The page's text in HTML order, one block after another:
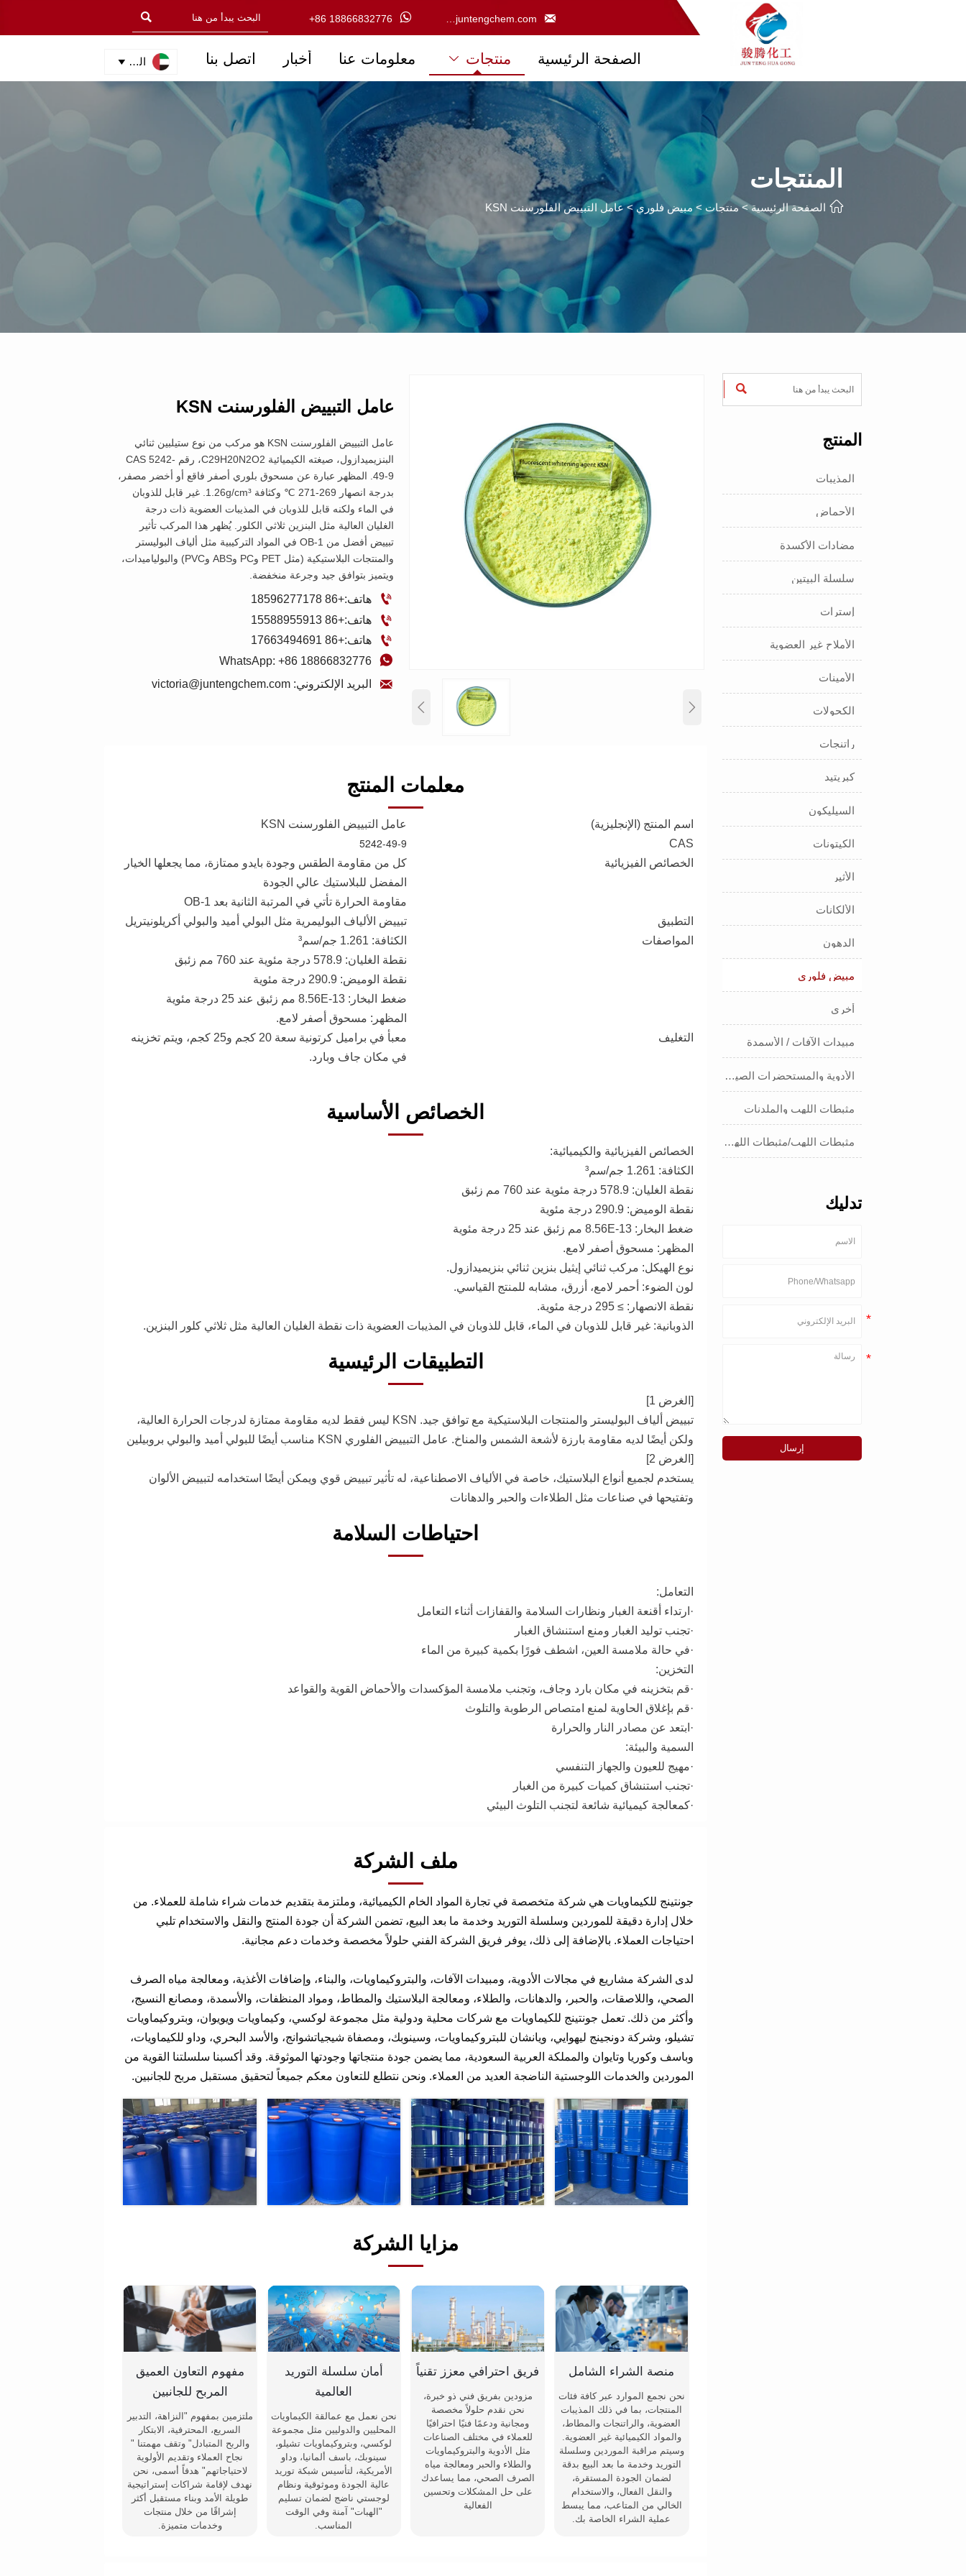


+86 18866832776

الصفحة الرئيسية منتجات  معلومات عنا أخبار اتصل بنا العربية 
المنتجات
 الصفحة الرئيسية>منتجات>مبيض فلوري>عامل التبييض الفلورسنت KSN

المنتج
المذيبات
الأحماض
مضادات الأكسدة
سلسلة البيتين
إسترات
الأملاح غير العضوية
الأمينات
الكحولات
راتنجات
كبريتيد
السيليكون
الكيتونات
الأثير
الألكانات
الدهون
مبيض فلوري
أخرى
مبيدات الآفات / الأسمدة
الأدوية والمستحضرات الصيدلانية
مثبطات اللهب والملدنات
مثبطات اللهب/مثبطات اللهب/المواد الملدنة
تدليك
إرسال
 
عامل التبييض الفلورسنت KSN
عامل التبييض الفلورسنت KSN هو مركب من نوع ستيلبين ثنائي
البنزيميدازول، صيغته الكيميائية C29H20N2O2، رقم CAS 5242-
49-9. المظهر عبارة عن مسحوق بلوري أصفر فاقع أو أخضر مصفر،
بدرجة انصهار 269-271 ℃ وكثافة 1.26g/cm³. غير قابل للذوبان
في الماء ولكنه قابل للذوبان في المذيبات العضوية ذات درجة
الغليان العالية مثل البنزين ثلاثي الكلور. يُظهر هذا المركب تأثير
تبييض أفضل من OB-1 في المواد التركيبية مثل ألياف البوليستر
والمنتجات البلاستيكية (مثل PET وPC وABS وPVC) والبولياميدات،
ويتميز بتوافق جيد وجرعة منخفضة.
 هاتف:+86 18596277178
 هاتف:+86 15588955913
 هاتف:+86 17663494691

WhatsApp: +86 18866832776
 البريد الإلكتروني: victoria@juntengchem.com
معلمات المنتج
اسم المنتج (الإنجليزية)
عامل التبييض الفلورسنت KSN
CAS
5242-49-9
الخصائص الفيزيائية
كل من مقاومة الطقس وجودة بايدو ممتازة، مما يجعلها الخيار
المفضل للبلاستيك عالي الجودة
مقاومة الحرارة تأتي في المرتبة الثانية بعد OB-1
التطبيق
تبييض الألياف البوليمرية مثل البولي أميد والبولي أكريلونيتريل
المواصفات
الكثافة: 1.261 جم/سم³
نقطة الغليان: 578.9 درجة مئوية عند 760 مم زئبق
نقطة الوميض: 290.9 درجة مئوية
ضغط البخار: 8.56E-13 مم زئبق عند 25 درجة مئوية
المظهر: مسحوق أصفر لامع.
التغليف
معبأ في براميل كرتونية سعة 20 كجم و25 كجم، ويتم تخزينه
في مكان جاف وبارد.
الخصائص الأساسية
الخصائص الفيزيائية والكيميائية:
الكثافة: 1.261 جم/سم³
نقطة الغليان: 578.9 درجة مئوية عند 760 مم زئبق
نقطة الوميض: 290.9 درجة مئوية
ضغط البخار: 8.56E-13 مم زئبق عند 25 درجة مئوية
المظهر: مسحوق أصفر لامع.
نوع الهيكل: مركب ثنائي إيثيل بنزين ثنائي بنزيميدازول.
لون الضوء: أحمر لامع، أزرق، مشابه للمنتج القياسي.
نقطة الانصهار: ≥ 295 درجة مئوية.
الذوبانية: غير قابل للذوبان في الماء، قابل للذوبان في المذيبات العضوية ذات نقطة الغليان العالية مثل ثلاثي كلور البنزين.
التطبيقات الرئيسية
[الغرض 1]
تبييض ألياف البوليستر والمنتجات البلاستيكية مع توافق جيد. KSN ليس فقط لديه مقاومة ممتازة لدرجات الحرارة العالية،
ولكن أيضًا لديه مقاومة بارزة لأشعة الشمس والمناخ. عامل التبييض الفلوري KSN مناسب أيضًا للبولي أميد والبولي بروبيلين
[الغرض 2]
يستخدم لجميع أنواع البلاستيك، خاصة في الألياف الاصطناعية، له تأثير تبييض قوي ويمكن أيضًا استخدامه لتبييض الألوان
وتفتيحها في صناعات مثل الطلاءات والحبر والدهانات
احتياطات السلامة
التعامل:
·ارتداء أقنعة الغبار ونظارات السلامة والقفازات أثناء التعامل
·تجنب توليد الغبار ومنع استنشاق الغبار
·في حالة ملامسة العين، اشطف فورًا بكمية كبيرة من الماء
التخزين:
·قم بتخزينه في مكان بارد وجاف، وتجنب ملامسة المؤكسدات والأحماض القوية والقواعد
·قم بإغلاق الحاوية لمنع امتصاص الرطوبة والتلوث
·ابتعد عن مصادر النار والحرارة
السمية والبيئة:
·مهيج للعيون والجهاز التنفسي
·تجنب استنشاق كميات كبيرة من الغبار
·كمعالجة كيميائية شائعة لتجنب التلوث البيئي
ملف الشركة
جونتينج للكيماويات هي شركة متخصصة في تجارة المواد الخام الكيميائية، وملتزمة بتقديم خدمات شراء شاملة للعملاء. من
خلال إدارة دقيقة للموردين وسلسلة التوريد وخدمة ما بعد البيع، تضمن الشركة أن جودة المنتج والنقل والاستخدام تلبي
احتياجات العملاء. بالإضافة إلى ذلك، يوفر فريق الشركة الفني حلولاً مخصصة وخدمات دعم مجانية.
لدى الشركة مشاريع في مجالات الأدوية، ومبيدات الآفات، والبتروكيماويات، والبناء، وإضافات الأغذية، ومعالجة مياه الصرف
الصحي، واللاصقات، والحبر، والدهانات، والطلاء، ومعالجة البلاستيك والمطاط، ومواد المنظفات، والأسمدة، ومصانع النسيج،
وأكثر من ذلك. تعمل جونتينج للكيماويات مع شركات محلية ودولية مثل مجموعة لوكسي، وكيماويات ويويوان، وبتروكيماويات
تشيلو، وشركة دونجينج ليهوايي، ويانشان للبتروكيماويات، وسينوبك، ومصفاة شيجياتشوانج، والأسد البحري، وداو للكيماويات،
وباسف وكوريا وتايوان والمملكة العربية السعودية، مما يضمن جودة منتجاتها وجودتها الموثوقة. وقد أكسبنا سلسلتنا القوية من
الموردين والخدمات اللوجستية الناضجة العديد من العملاء. ونحن نتطلع للتعاون معكم جميعاً لتحقيق مستقبل مربح للجانبين.
مزايا الشركة
منصة الشراء الشامل
نحن نجمع الموارد عبر كافة فئات
المنتجات، بما في ذلك المذيبات
العضوية، والراتنجات والمطاط،
والمواد الكيميائية غير العضوية.
وسيتم مراقبة الموردين وسلسلة
التوريد وخدمة ما بعد البيع بدقة
لضمان الجودة المستقرة،
والنقل الفعال، والاستخدام
الخالي من المتاعب، مما يبسط
عملية الشراء الخاصة بك.
فريق احترافي معزز تقنياً
مزودين بفريق فني ذو خبرة،
نحن نقدم حلولاً مخصصة
ومجانية ودعمًا فنيًا احترافيًا
للعملاء في مختلف الصناعات
مثل الأدوية والبتروكيماويات
والطلاء والحبر ومعالجة مياه
الصرف الصحي، مما يساعدك
على حل المشكلات وتحسين
الفعالية
أمان سلسلة التوريد
العالمية
نحن نعمل مع عمالقة الكيماويات
المحليين والدوليين مثل مجموعة
لوكسي، وبتروكيماويات تشيلو،
سينوبك، باسف ألمانيا، وداو
الأمريكية، لتأسيس شبكة توريد
عالية الجودة وموثوقية ونظام
لوجستي ناضج لضمان تسليم
"الهبات" آمنة وفي الوقت
المناسب.
مفهوم التعاون العميق
المربح للجانبين
ملتزمين بمفهوم "النزاهة، التدبير
السريع، المحترفية، الابتكار
والربح المتبادل" وتقف مهمتنا "
نجاح العملاء وتقديم الأولوية
لاحتياجاتهم" هدفاً أسمى، نحن
نهدف لإقامة شراكات إستراتيجية
طويلة الأمد وبناء مستقبل أكثر
إشراقًا من خلال منتجات
وخدمات متميزة.